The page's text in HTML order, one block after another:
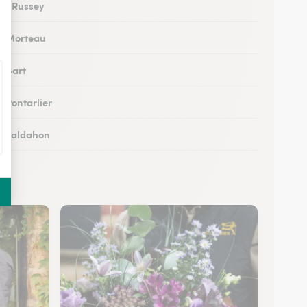
Russey
Morteau
Bart
Pontarlier
Valdahon